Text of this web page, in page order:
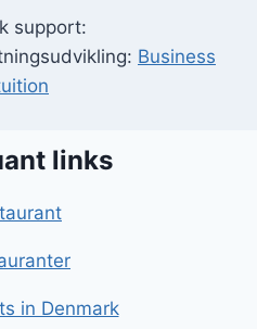
support:
Business
links
in Denmark